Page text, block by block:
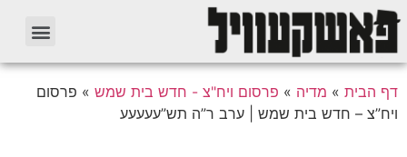
דף הבית » מדיה » פרסום ויח"צ - חדש בית שמש » פרסום
ויח”צ – חדש בית שמש | ערב ר”ה תש”עעעעע